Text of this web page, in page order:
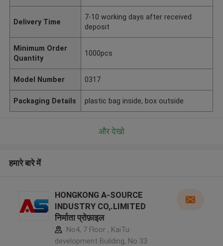
Delivery Time
7-10 working days after received
deposit
Minimum Order
Quantity
1000pcs
Model Number 0317
Packaging Details plastic bag inside, box outside
और देखो
हमारे बारे में
HONGKONG A-SOURCE
INDUSTRY CO,.LIMITED
निर्माता प्रोफ़ाइल
No4, 7 Floor , KaiTu
development Building, No 33